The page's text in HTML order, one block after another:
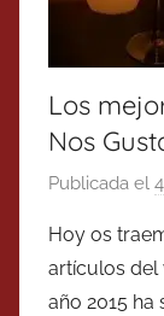
Los
Nos
Publicada el
Hoy os
artículos del
año 2015 ha